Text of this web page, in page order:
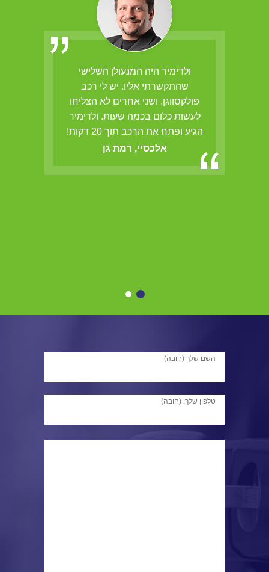
ולדימיר היה המנעולן השלישי
שהתקשרתי אליו. יש לי רכב
פולקסווגן, ושני אחרים לא הצליחו
לעשות כלום בכמה שעות. ולדימיר
הגיע ופתח את הרכב תוך 20 דקות!
אלכסיי, רמת גן
השם שלך (חובה)
טלפון שלך: (חובה)